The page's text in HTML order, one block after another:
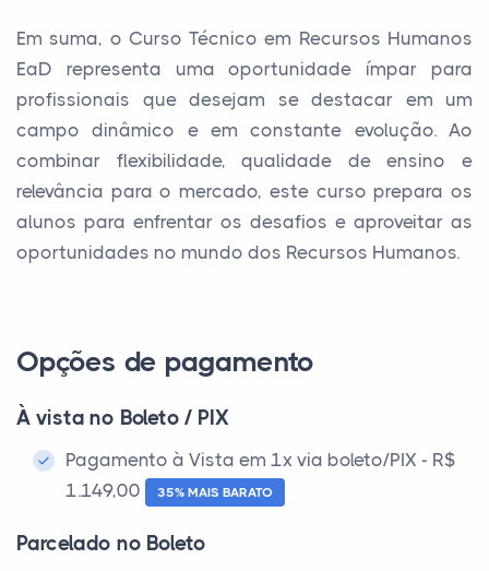
Em suma, o Curso Técnico em Recursos Humanos
EaD representa uma oportunidade ímpar para
profissionais que desejam se destacar em um
campo dinâmico e em constante evolução. Ao
combinar flexibilidade, qualidade de ensino e
relevância para o mercado, este curso prepara os
alunos para enfrentar os desafios e aproveitar as
oportunidades no mundo dos Recursos Humanos.
Opções de pagamento
À vista no Boleto / PIX
Pagamento à Vista em 1x via boleto/PIX - R$
1.149,00
35% MAIS BARATO
Parcelado no Boleto